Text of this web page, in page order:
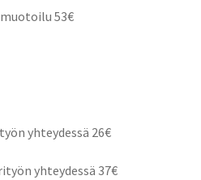
53€
yhteydessä 26€
yhteydessä 37€